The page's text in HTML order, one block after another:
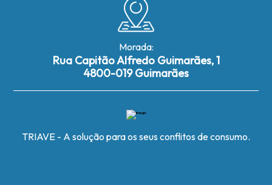
Morada:
Rua Capitão Alfredo Guimarães, 1
4800-019 Guimarães
TRIAVE - A solução para os seus conflitos de consumo.